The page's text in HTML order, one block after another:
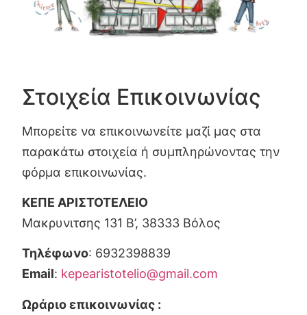
Στοιχεία Επικοινωνίας
Μπορείτε να επικοινωνείτε μαζί μας στα
παρακάτω στοιχεία ή συμπληρώνοντας την
φόρμα επικοινωνίας.
ΚΕΠΕ ΑΡΙΣΤΟΤΕΛΕΙΟ
Μακρυνιτσης 131 Β’, 38333 Βόλος
Τηλέφωνο: 6932398839
Email: kepearistotelio@gmail.com
Ωράριο επικοινωνίας :